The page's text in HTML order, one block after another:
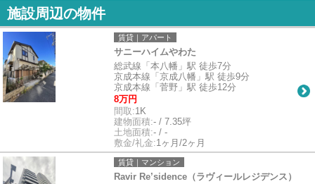
施設周辺の物件
賃貸｜アパート
サニーハイムやわた
総武線「本八幡」駅 徒歩7分
京成本線「京成八幡」駅 徒歩9分
京成本線「菅野」駅 徒歩12分
8万円
間取:1K
建物面積:- / 7.35坪
土地面積:- / -
敷金/礼金:1ヶ月/2ヶ月
賃貸｜マンション
Ravir Re’sidence（ラヴィールレジデンス）